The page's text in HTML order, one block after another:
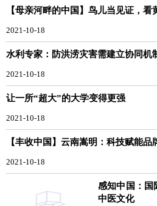
【母亲河畔的中国】鸟儿当见证，
2021-10-18
水利专家：防洪涝灾害需建立协同机
2021-10-18
让一所“超大”的大学变得更强
2021-10-18
【丰收中国】云南嵩明：科技赋能
2021-10-18
感知中国：国
中医文化